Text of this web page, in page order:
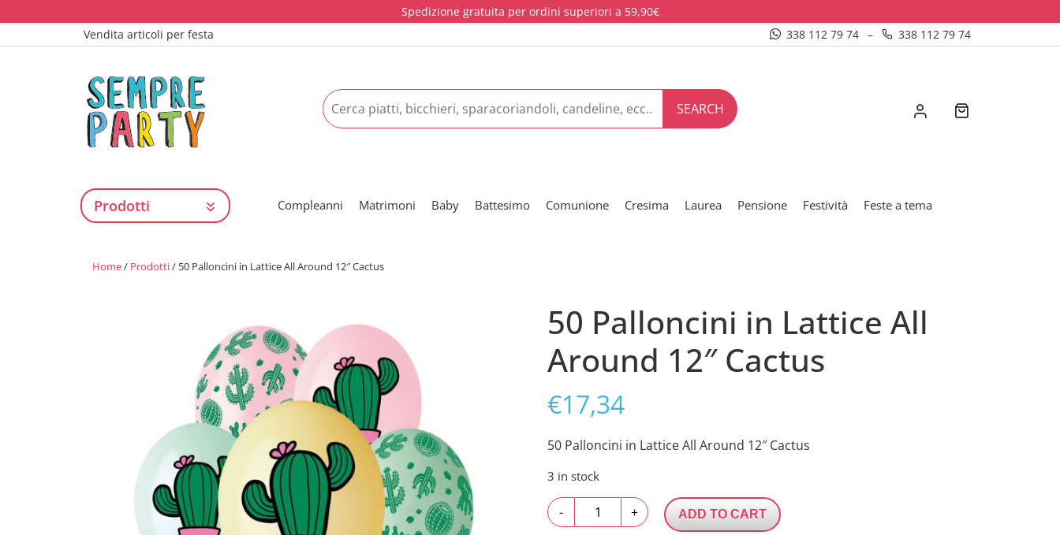
Spedizione gratuita per ordini superiori a 59,90€
Vendita articoli per festa
338 112 79 74 – 338 112 79 74
SEARCH
Prodotti Compleanni Matrimoni Baby Battesimo Comunione Cresima Laurea Pensione Festività Feste a tema
Home/ Prodotti/ 50 Palloncini in Lattice All Around 12″ Cactus
50 Palloncini in Lattice All
Around 12″ Cactus
€17,34
50 Palloncini in Lattice All Around 12″ Cactus
3 in stock
-
Palloncini
+ ADD TO CART